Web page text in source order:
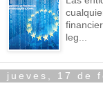
leg...
jueves, 17 de